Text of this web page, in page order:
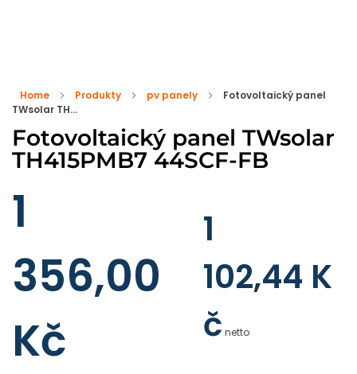
Home Produkty pv panely
Fotovoltaický panel
TWsolar TH...
Fotovoltaický panel TWsolar
TH415PMB7 44SCF-FB
1
356,00
Kč
1
102,44 K
č netto